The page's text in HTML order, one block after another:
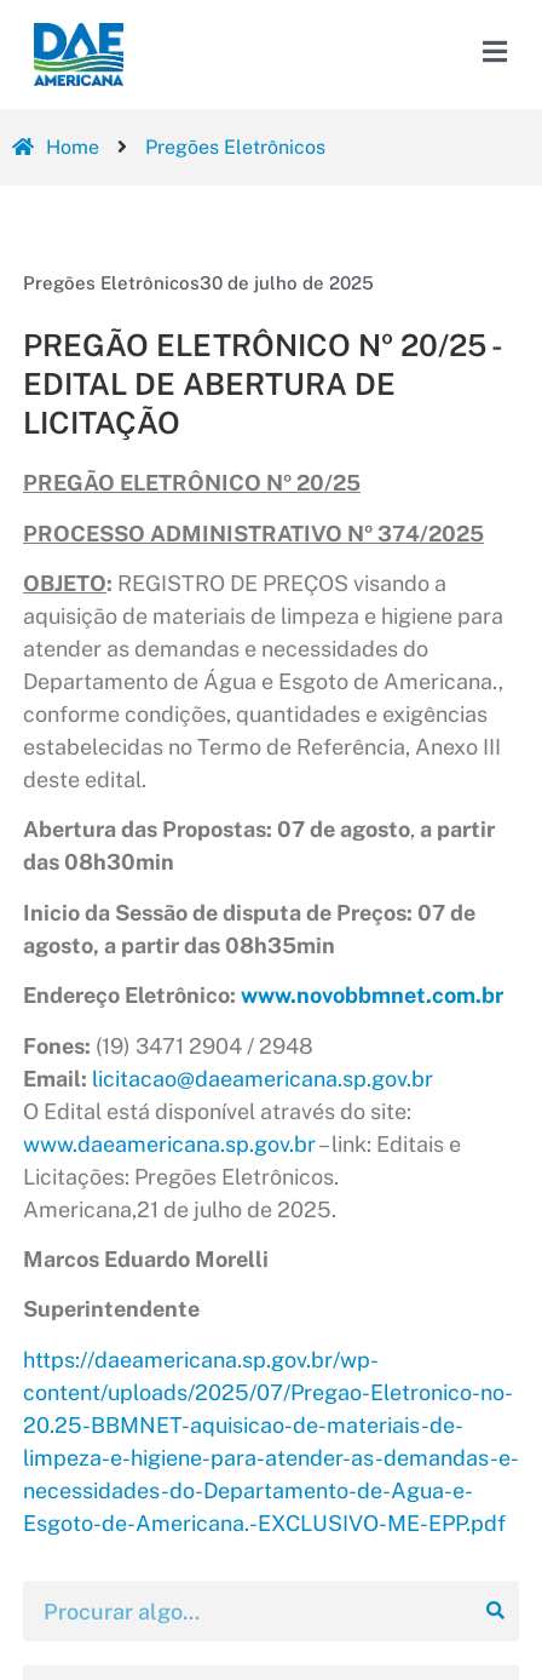
Home Pregões Eletrônicos
Pregões Eletrônicos30 de julho de 2025
PREGÃO ELETRÔNICO Nº 20/25 -
EDITAL DE ABERTURA DE
LICITAÇÃO
PREGÃO ELETRÔNICO Nº 20/25
PROCESSO ADMINISTRATIVO Nº 374/2025
OBJETO: REGISTRO DE PREÇOS visando a
aquisição de materiais de limpeza e higiene para
atender as demandas e necessidades do
Departamento de Água e Esgoto de Americana.,
conforme condições, quantidades e exigências
estabelecidas no Termo de Referência, Anexo III
deste edital.
Abertura das Propostas: 07 de agosto, a partir
das 08h30min
Inicio da Sessão de disputa de Preços: 07 de
agosto, a partir das 08h35min
Endereço Eletrônico: www.novobbmnet.com.br
Fones: (19) 3471 2904 / 2948
Email: licitacao@daeamericana.sp.gov.br
O Edital está disponível através do site:
www.daeamericana.sp.gov.br– link: Editais e
Licitações: Pregões Eletrônicos.
Americana,21 de julho de 2025.
Marcos Eduardo Morelli
Superintendente
https://daeamericana.sp.gov.br/wp-
content/uploads/2025/07/Pregao-Eletronico-no-
20.25-BBMNET-aquisicao-de-materiais-de-
limpeza-e-higiene-para-atender-as-demandas-e-
necessidades-do-Departamento-de-Agua-e-
Esgoto-de-Americana.-EXCLUSIVO-ME-EPP.pdf